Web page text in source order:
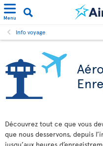
Menu
Info voyage
Découvrez tout ce que vous
que nous desservons, depuis